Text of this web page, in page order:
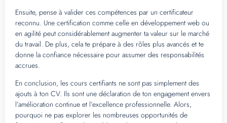
Ensuite, pense à valider ces compétences par un certificateur
reconnu. Une certification comme celle en développement web ou
en agilité peut considérablement augmenter ta valeur sur le marché
du travail. De plus, cela te prépare à des rôles plus avancés et te
donne la confiance nécessaire pour assumer des responsabilités
accrues.
En conclusion, les cours certifiants ne sont pas simplement des
ajouts à ton CV. Ils sont une déclaration de ton engagement envers
l’amélioration continue et l’excellence professionnelle. Alors,
pourquoi ne pas explorer les nombreuses opportunités de